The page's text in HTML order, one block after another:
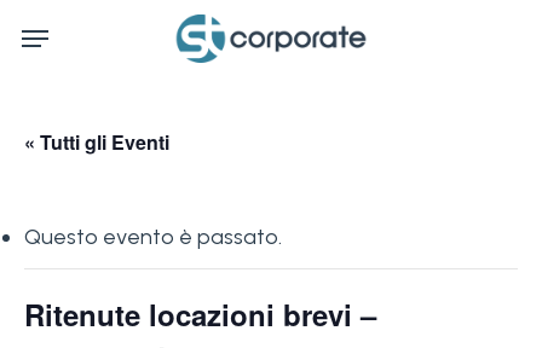
Menu
« Tutti gli Eventi
Questo evento è passato.
Ritenute locazioni brevi –